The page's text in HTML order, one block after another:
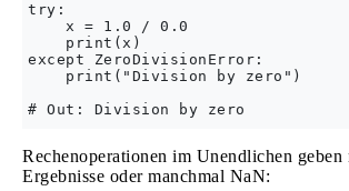
try:
    x = 1.0 / 0.0
    print(x)
except ZeroDivisionError:
    print("Division by zero")
Rechenoperationen im Unendlichen geben
Ergebnisse oder manchmal NaN: